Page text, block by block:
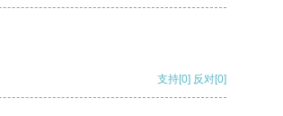
支持[0] 反对[0]